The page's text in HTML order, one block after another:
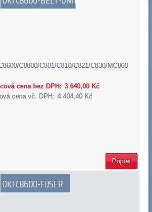
C8800/C801/C810/C821/C830/MC860
cena bez DPH: 3 640,00 Kč
cena vč. DPH: 4 404,40 Kč
Poptat
OKI C8600-FUSER